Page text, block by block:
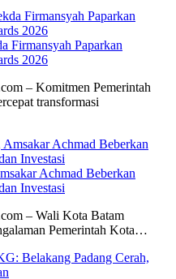
Firmansyah Paparkan
2026
– Komitmen Pemerintah
transformasi
Achmad Beberkan
Investasi
– Wali Kota Batam
Pemerintah Kota…